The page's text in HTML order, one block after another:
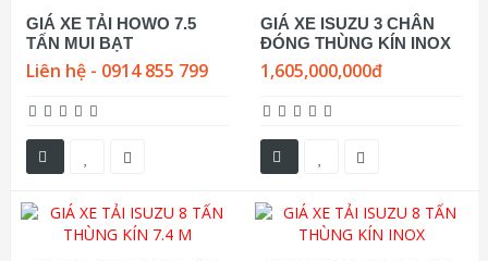
GIÁ XE TẢI HOWO 7.5
TẤN MUI BẠT
Liên hệ - 0914 855 799
GIÁ XE ISUZU 3 CHÂN
ĐÓNG THÙNG KÍN INOX
1,605,000,000đ